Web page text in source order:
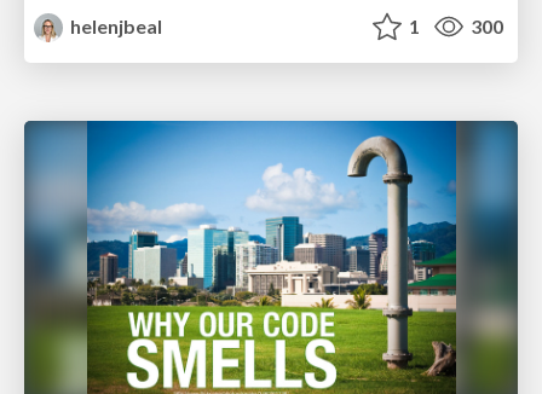
helenjbeal
1 300